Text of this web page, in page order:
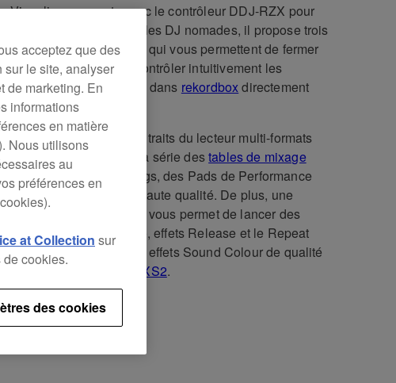
Visualisez vos sets avec le contrôleur DDJ-RZX pour
. Conçu pour les DJ nomades, il propose trois
écrans taciles 7 pouces qui vous permettent de fermer
votre ordinateur et de contrôler intuitivement les
fonctions audio et vidéo dans rekordboxdirectement
depuis l'appareil.
Le DDJ-RZX hérite des traits du lecteur multi-formats
CDJ-2000NXS2 et de la série destables de mixage
DJM, dont de grands jogs, des Pads de Performance
multicolores et un son haute qualité. De plus, une
section étendue d'effets vous permet de lancer des
effets Mic, effets Combo, effets Release et le Repeat
Sampler – ainsi que les effets Sound Colour de qualité
DJM-900NXS2.
acceptez que des
le site, analyser
de marketing. En
informations
en matière
Nous utilisons
au
préférences en
at Collection sur
cookies.
des cookies